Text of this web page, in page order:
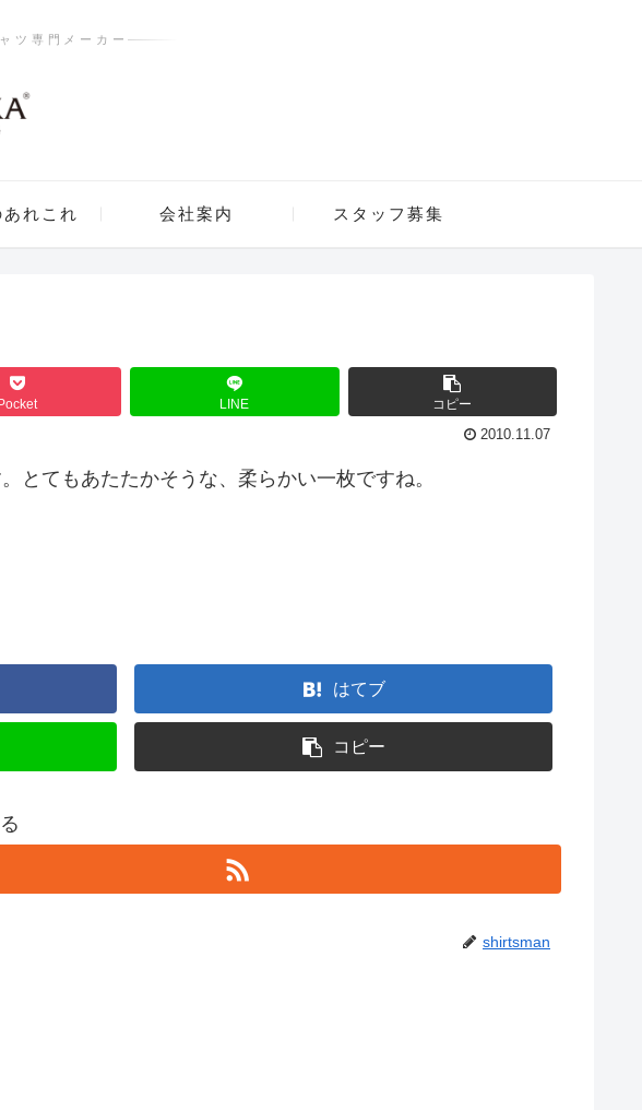
ツ専門メーカー
れこれ 会社案内 スタッフ募集
LINE コピー
2010.11.07
とてもあたたかそうな、柔らかい一枚ですね。
はてブ
コピー
shirtsman